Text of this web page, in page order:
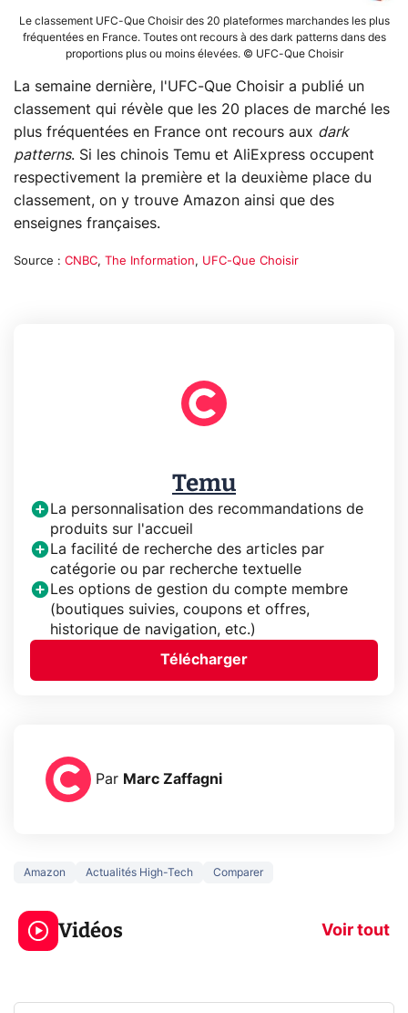
Le classement UFC-Que Choisir des 20 plateformes marchandes les plus
fréquentées en France. Toutes ont recours à des dark patterns dans des
proportions plus ou moins élevées. © UFC-Que Choisir
La semaine dernière, l'UFC-Que Choisir a publié un
classement qui révèle que les 20 places de marché les
plus fréquentées en France ont recours aux dark
patterns. Si les chinois Temu et AliExpress occupent
respectivement la première et la deuxième place du
classement, on y trouve Amazon ainsi que des
enseignes françaises.
Source : CNBC, The Information, UFC-Que Choisir
Temu
La personnalisation des recommandations de
produits sur l'accueil
La facilité de recherche des articles par
catégorie ou par recherche textuelle
Les options de gestion du compte membre
(boutiques suivies, coupons et offres,
historique de navigation, etc.)
Télécharger
Par Marc Zaffagni
Amazon Actualités High-Tech Comparer
Vidéos Voir tout
3 écrans en 1 pour
319€ ? Voici L'AOC
CQ32G4ZA !
prochaine